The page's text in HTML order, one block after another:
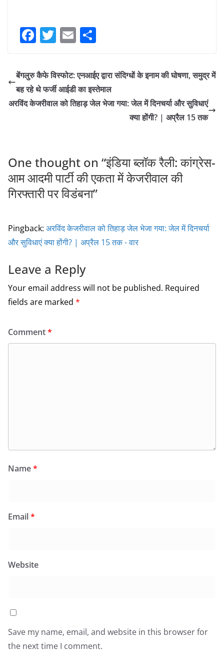
F
a
c
e
b
T
w
itt
er
E
m
l e
बेंगलुरु कैफे विस्फोट: एनआईए द्वारा संदिग्धों के इनाम की घोषणा, समुद्र में
बह रहे थे फर्जी आईडी का इस्तेमाल
अरविंद केजरीवाल को तिहाड़ जेल भेजा गया: जेल में दिनचर्या और सुविधाएं
क्या होंगी? | अप्रैल 15 तक
One thought on “इंडिया ब्लॉक रैली: कांग्रेस-
आम आदमी पार्टी की एकता में केजरीवाल की
गिरफ्तारी पर विडंबना”
Pingback: अरविंद केजरीवाल को तिहाड़ जेल भेजा गया: जेल में दिनचर्या
और सुविधाएं क्या होंगी? | अप्रैल 15 तक - वार
Leave a Reply
Your email address will not be published. Required
fields are marked *
Comment*
Name*
Email*
Website
Save my name, email, and website in this browser for
the next time I comment.